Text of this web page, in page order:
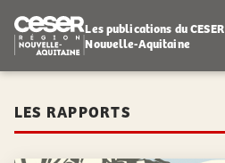
Les publications du CESER
Nouvelle-Aquitaine
LES RAPPORTS